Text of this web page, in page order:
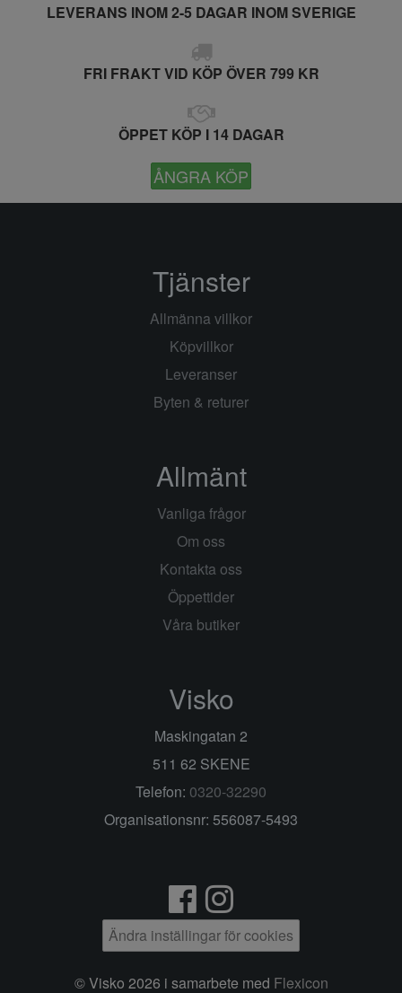
LEVERANS INOM 2-5 DAGAR INOM SVERIGE
FRI FRAKT VID KÖP ÖVER 799 KR
ÖPPET KÖP I 14 DAGAR
ÅNGRA KÖP
Tjänster
Allmänna villkor
Köpvillkor
Leveranser
Byten & returer
Allmänt
Vanliga frågor
Om oss
Kontakta oss
Öppettider
Våra butiker
Visko
Maskingatan 2
511 62 SKENE
Telefon: 0320-32290
Organisationsnr: 556087-5493
Ändra inställingar för cookies
© Visko 2026 i samarbete med Flexicon